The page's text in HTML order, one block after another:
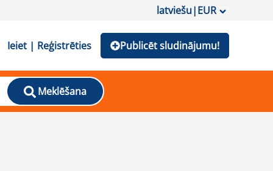
latviešu|EUR
Ieiet | Reģistrēties Publicēt sludinājumu!
Meklēšana